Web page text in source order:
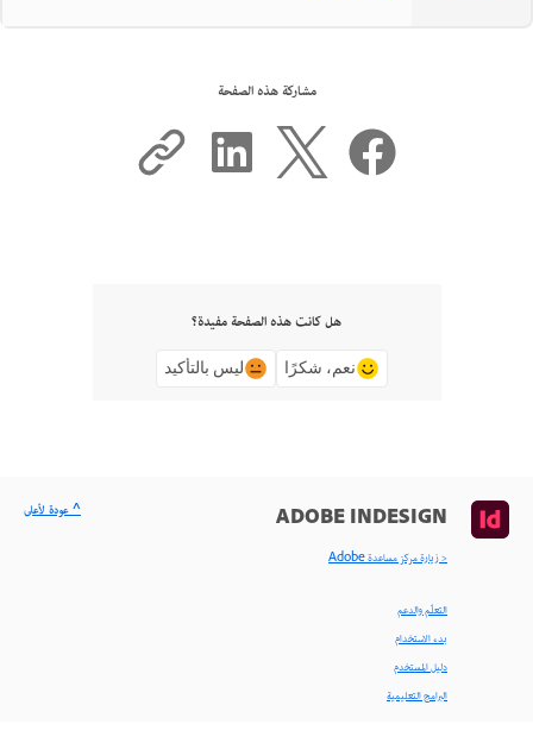
مشاركة هذه الصفحة
هل كانت هذه الصفحة مفيدة؟
نعم، شكرًا ليس بالتأكيد
ADOBE INDESIGN
< زيارة مركز مساعدة Adobe
التعلّم والدعم
بدء الاستخدام
دليل المستخدم
البرامج التعليمية
^ عودة لأعلى